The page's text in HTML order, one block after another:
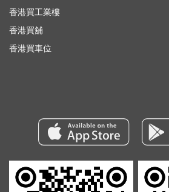
香港買工業樓
香港買舖
香港買車位